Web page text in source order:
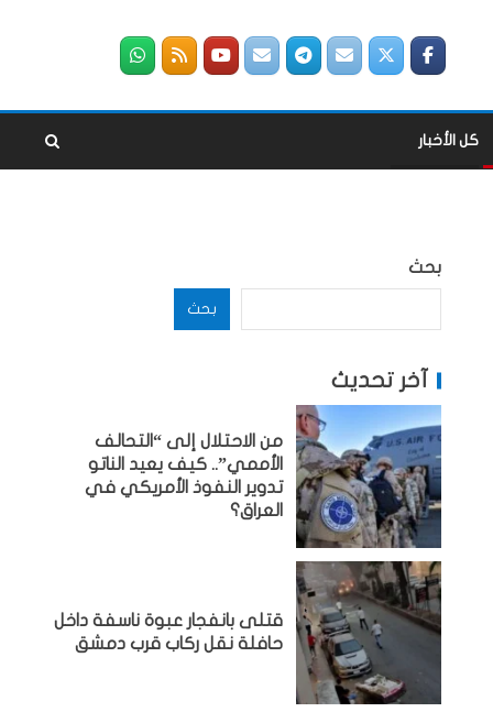
كل الأخبار
بحث
بحث
آخر تحديث
من الاحتلال إلى “التحالف
الأممي”.. كيف يعيد الناتو
تدوير النفوذ الأمريكي في
العراق؟
قتلى بانفجار عبوة ناسفة داخل
حافلة نقل ركاب قرب دمشق